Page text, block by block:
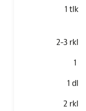
1 tlk
2-3 rkl
1
1 dl
2 rkl